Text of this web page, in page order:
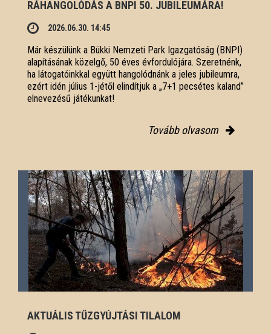
RÁHANGOLÓDÁS A BNPI 50. JUBILEUMÁRA!
2026.06.30. 14:45
Már készülünk a Bükki Nemzeti Park Igazgatóság (BNPI)
alapításának közelgő, 50 éves évfordulójára. Szeretnénk,
ha látogatóinkkal együtt hangolódnánk a jeles jubileumra,
ezért idén július 1-jétől elindítjuk a „7+1 pecsétes kaland”
elnevezésű játékunkat!
Tovább olvasom
AKTUÁLIS TŰZGYÚJTÁSI TILALOM